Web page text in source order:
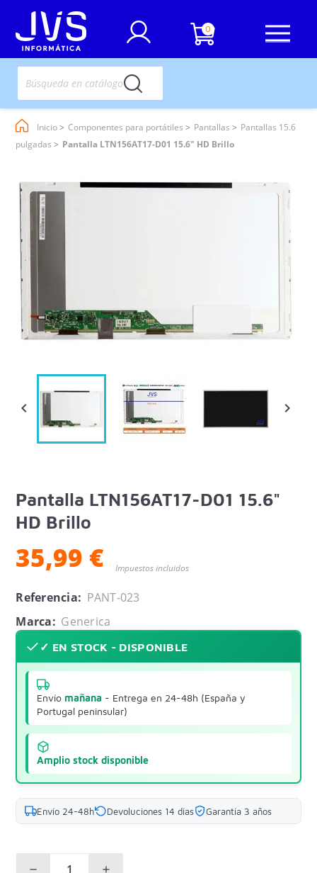
0
Inicio Componentes para portátiles Pantallas
Pantallas 15.6
pulgadas
Pantalla LTN156AT17-D01 15.6" HD Brillo
 
Pantalla LTN156AT17-D01 15.6"
HD Brillo
35,99 € Impuestos incluidos
Referencia: PANT-023
Marca: Generica
✓ EN STOCK - DISPONIBLE
Envío mañana - Entrega en 24-48h (España y
Portugal peninsular)
Amplio stock disponible
Envío 24-48h Devoluciones 14 días Garantía 3 años